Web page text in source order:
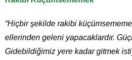
“Hiçbir şekilde rakibi
ellerinden geleni yapacaklardır.
Gidebildiğimiz yere kadar gitmek